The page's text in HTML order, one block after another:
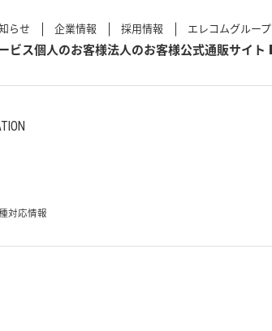
らせ 企業情報 採用情報 エレコムグループ
ビス個人のお客様法人のお客様公式通販サイト
対応情報